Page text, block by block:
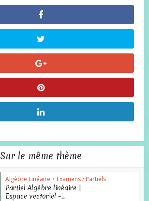
Sur le même thème
Algèbre Linéaire • Examens / Partiels
Partiel Algèbre linéaire |
Espace vectoriel –...